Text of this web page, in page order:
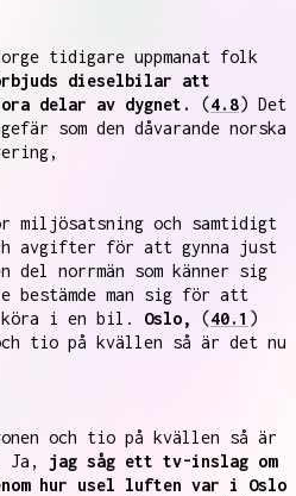
tidigare uppmanat folk
dieselbilar att
delar av dygnet.
(4.8) Det
som den dåvarande norska
miljösatsning och samtidigt
avgifter för att gynna just
norrmän som känner sig
man sig för att
i en bil. Oslo, (40.1 )
tio på kvällen så är det nu
och tio på kvällen så är
Ja, jag såg ett tv-inslag om
hur usel luften var i Oslo